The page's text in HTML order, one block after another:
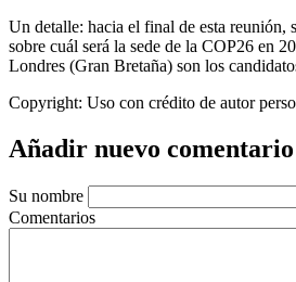
Un detalle: hacia el final de esta reunión,
sobre cuál será la sede de la COP26 en
Londres (Gran Bretaña) son los
Copyright: Uso con crédito de autor
Añadir nuevo comentario
Su nombre
Comentarios